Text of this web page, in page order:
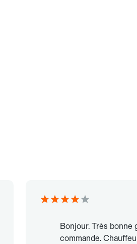
Bonjour. Très bonne
commande.